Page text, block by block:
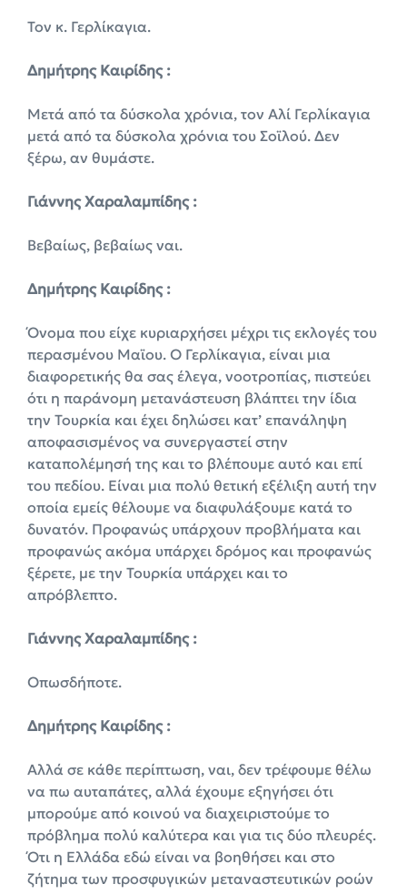
Τον κ. Γερλίκαγια.
Δημήτρης Καιρίδης :
Μετά από τα δύσκολα χρόνια, τον Αλί Γερλίκαγια
μετά από τα δύσκολα χρόνια του Σοϊλού. Δεν
ξέρω, αν θυμάστε.
Γιάννης Χαραλαμπίδης :
Βεβαίως, βεβαίως ναι.
Δημήτρης Καιρίδης :
Όνομα που είχε κυριαρχήσει μέχρι τις εκλογές του
περασμένου Μαϊου. Ο Γερλίκαγια, είναι μια
διαφορετικής θα σας έλεγα, νοοτροπίας, πιστεύει
ότι η παράνομη μετανάστευση βλάπτει την ίδια
την Τουρκία και έχει δηλώσει κατ’ επανάληψη
αποφασισμένος να συνεργαστεί στην
καταπολέμησή της και το βλέπουμε αυτό και επί
του πεδίου. Είναι μια πολύ θετική εξέλιξη αυτή την
οποία εμείς θέλουμε να διαφυλάξουμε κατά το
δυνατόν. Προφανώς υπάρχουν προβλήματα και
προφανώς ακόμα υπάρχει δρόμος και προφανώς
ξέρετε, με την Τουρκία υπάρχει και το
απρόβλεπτο.
Γιάννης Χαραλαμπίδης :
Οπωσδήποτε.
Δημήτρης Καιρίδης :
Αλλά σε κάθε περίπτωση, ναι, δεν τρέφουμε θέλω
να πω αυταπάτες, αλλά έχουμε εξηγήσει ότι
μπορούμε από κοινού να διαχειριστούμε το
πρόβλημα πολύ καλύτερα και για τις δύο πλευρές.
Ότι η Ελλάδα εδώ είναι να βοηθήσει και στο
ζήτημα των προσφυγικών μεταναστευτικών ροών